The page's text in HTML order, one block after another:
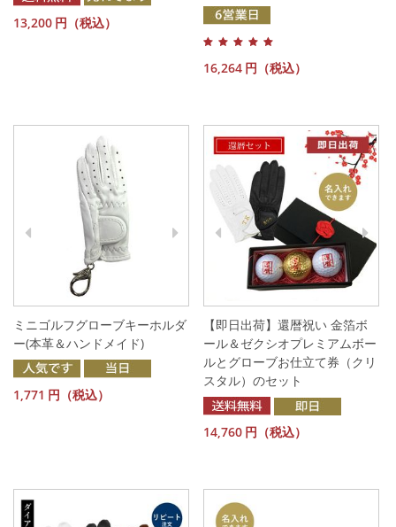
13,200 円（税込）
16,264 円（税込）
ミニゴルフグローブキーホルダ
ー(本革＆ハンドメイド)
1,771 円（税込）
【即日出荷】還暦祝い 金箔ボ
ール＆ゼクシオプレミアムボー
ルとグローブお仕立て券（クリ
スタル）のセット
14,760 円（税込）